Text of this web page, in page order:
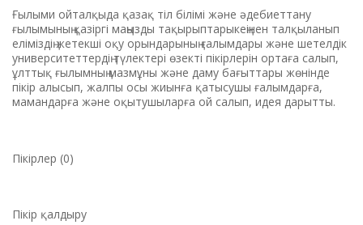
Ғылыми ойталқыда қазақ тіл білімі және әдебиеттану
ғылымының қазіргі маңызды тақырыптарыкеңінен талқыланып
еліміздің жетекші оқу орындарының ғалымдары және шетелдік
университеттердің түлектері өзекті пікірлерін ортаға салып,
ұлттық ғылымның мазмұны және даму бағыттары жөнінде
пікір алысып, жалпы осы жиынға қатысушы ғалымдарға,
мамандарға және оқытушыларға ой салып, идея дарытты.
Пікірлер (0)
Пікір қалдыру